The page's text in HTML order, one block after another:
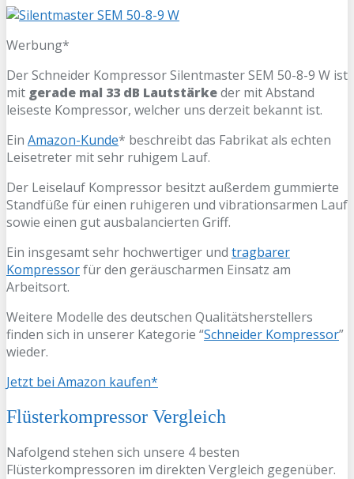
Werbung*
Der Schneider Kompressor Silentmaster SEM 50-8-9 W ist
mit gerade mal 33 dB Lautstärkeder mit Abstand
leiseste Kompressor, welcher uns derzeit bekannt ist.
Ein Amazon-Kunde* beschreibt das Fabrikat als echten
Leisetreter mit sehr ruhigem Lauf.
Der Leiselauf Kompressor besitzt außerdem gummierte
Standfüße für einen ruhigeren und vibrationsarmen Lauf
sowie einen gut ausbalancierten Griff.
Ein insgesamt sehr hochwertiger und tragbarer
Kompressorfür den geräuscharmen Einsatz am
Arbeitsort.
Weitere Modelle des deutschen Qualitätsherstellers
finden sich in unserer Kategorie “Schneider Kompressor”
wieder.
Jetzt bei Amazon kaufen*
Flüsterkompressor Vergleich
Nafolgend stehen sich unsere 4 besten
Flüsterkompressoren im direkten Vergleich gegenüber.